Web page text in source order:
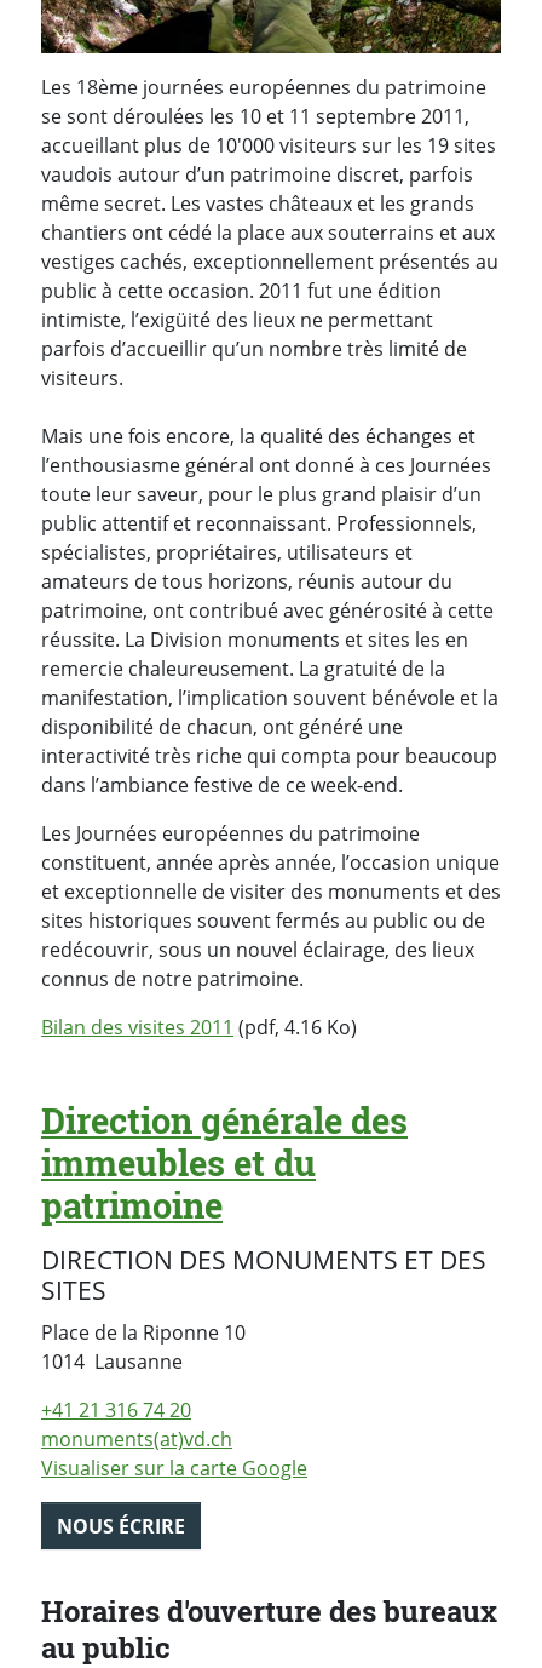
Les 18ème journées européennes du patrimoine
se sont déroulées les 10 et 11 septembre 2011,
accueillant plus de 10'000 visiteurs sur les 19 sites
vaudois autour d’un patrimoine discret, parfois
même secret. Les vastes châteaux et les grands
chantiers ont cédé la place aux souterrains et aux
vestiges cachés, exceptionnellement présentés au
public à cette occasion. 2011 fut une édition
intimiste, l’exigüité des lieux ne permettant
parfois d’accueillir qu’un nombre très limité de
visiteurs.
Mais une fois encore, la qualité des échanges et
l’enthousiasme général ont donné à ces Journées
toute leur saveur, pour le plus grand plaisir d’un
public attentif et reconnaissant. Professionnels,
spécialistes, propriétaires, utilisateurs et
amateurs de tous horizons, réunis autour du
patrimoine, ont contribué avec générosité à cette
réussite. La Division monuments et sites les en
remercie chaleureusement. La gratuité de la
manifestation, l’implication souvent bénévole et la
disponibilité de chacun, ont généré une
interactivité très riche qui compta pour beaucoup
dans l’ambiance festive de ce week-end.
Les Journées européennes du patrimoine
constituent, année après année, l’occasion unique
et exceptionnelle de visiter des monuments et des
sites historiques souvent fermés au public ou de
redécouvrir, sous un nouvel éclairage, des lieux
connus de notre patrimoine.
Bilan des visites 2011 (pdf, 4.16 Ko)
Direction générale des
immeubles et du
patrimoine
DIRECTION DES MONUMENTS ET DES
SITES
Place de la Riponne 10
1014 LausanneSuisse
+41 21 316 74 20
monuments(at)vd.ch
Visualiser sur la carte Google
NOUS ÉCRIRE
Horaires d'ouverture des bureaux
au public